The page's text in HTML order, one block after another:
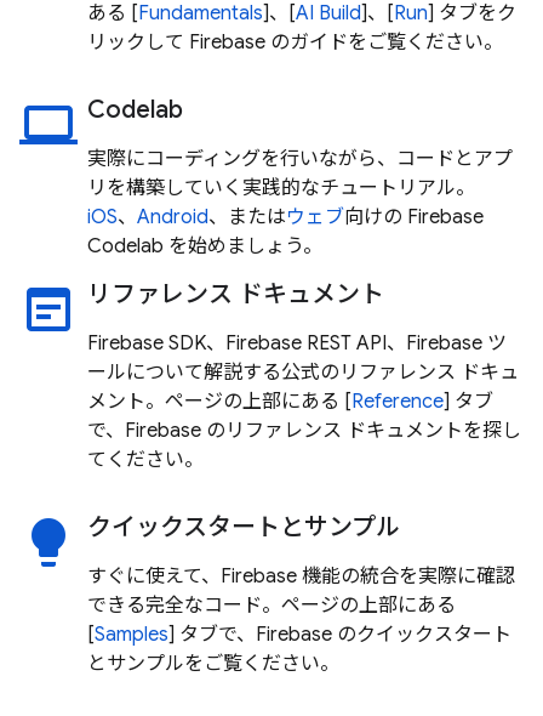
ある [Fundamentals]、[AI Build]、[Run] タブをク
リックして Firebase のガイドをご覧ください。
laptop Codelab
実際にコーディングを行いながら、コードとアプ
リを構築していく実践的なチュートリアル。
iOS、 Android、またはウェブ向けの Firebase
Codelab を始めましょう。
wysiwyg リファレンス ドキュメント
Firebase SDK、Firebase REST API、Firebase ツ
ールについて解説する公式のリファレンス ドキュ
メント。ページの上部にある [Reference] タブ
で、Firebase のリファレンス ドキュメントを探し
てください。
lightbulb クイックスタートとサンプル
すぐに使えて、Firebase 機能の統合を実際に確認
できる完全なコード。ページの上部にある
[Samples] タブで、Firebase のクイックスタート
とサンプルをご覧ください。